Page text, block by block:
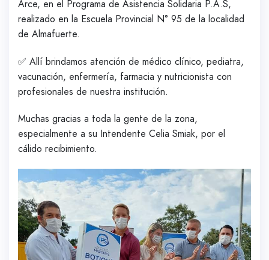
Arce, en el Programa de Asistencia Solidaria P.A.S,
realizado en la Escuela Provincial N° 95 de la localidad
de Almafuerte.
✅ Allí brindamos atención de médico clínico, pediatra,
vacunación, enfermería, farmacia y nutricionista con
profesionales de nuestra institución.
Muchas gracias a toda la gente de la zona,
especialmente a su Intendente Celia Smiak, por el
cálido recibimiento.